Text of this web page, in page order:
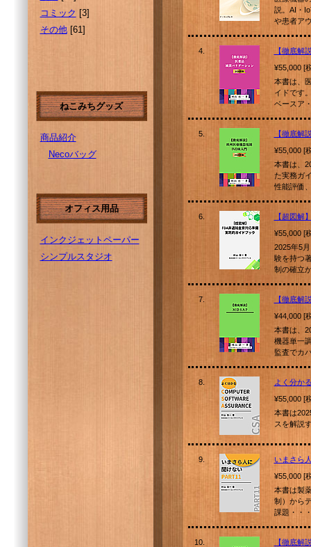
コミック [3]
その他[61]
ねこみちグッズ
商品紹介
Necoバッグ
オフィス用品
インクジェットペーパー
シンプルスタジオ
説。AI・
や患者ア
4.
【徹底解
¥55,000 [
本書は、
イドです
ベースア
5.
【徹底解
¥55,000 [
本書は、
た実務ガ
性能評価
6.
【超図解
¥55,000 [
2025年5
験を持つ
制の確立
7.
【徹底解
¥44,000 [
本書は、
機器単一
監査でカ
8.
よく分か
¥55,000 [
本書は
スを解説
9.
いまさら
¥55,000 [
本書は製
制）から
課題・・
10.
【徹底解